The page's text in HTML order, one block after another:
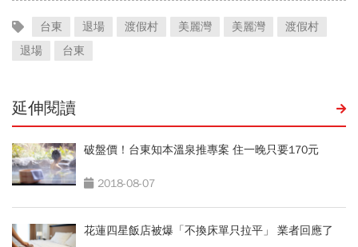
台東 退場 渡假村 美麗灣 美麗灣
渡假村
退場
台東
延伸閱讀
破盤價！台東知本溫泉推專案 住一晚只要170元
2018-08-07
花蓮四星飯店被爆「不換床單只拉平」 業者回應了